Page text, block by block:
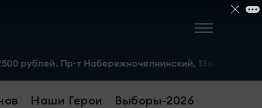
т Набережночелнинский, 13а. Тел.: 8-951-064-02-12
Наши Герои Выборы-2026